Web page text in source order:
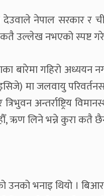
देउवाले नेपाल सरकार र
उल्लेख नभएको स्पष्ट
बारेमा गहिरो अध्ययन
मा जलवायु
त्रिभुवन अन्तर्राष्ट्रिय
ऋण लिने भन्ने कुरा कतै
उनको भनाइ थियो ।